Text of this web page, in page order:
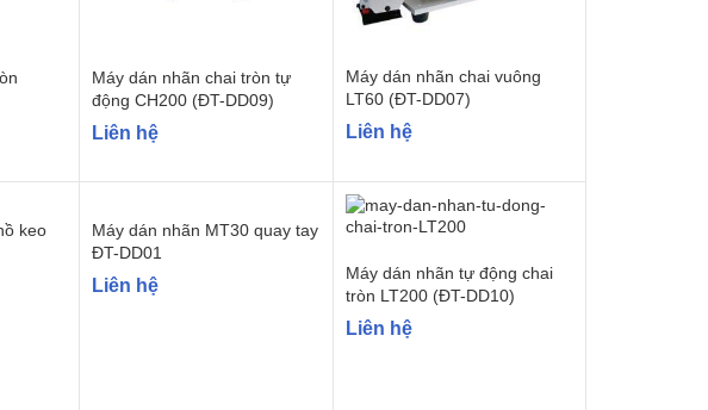
Máy dán nhãn chai tròn tự
động CH200 (ĐT-DD09)
Liên hệ
Máy dán nhãn chai vuông
LT60 (ĐT-DD07)
Liên hệ
keo
Máy dán nhãn MT30 quay tay
ĐT-DD01
Liên hệ
Máy dán nhãn tự động chai
tròn LT200 (ĐT-DD10)
Liên hệ